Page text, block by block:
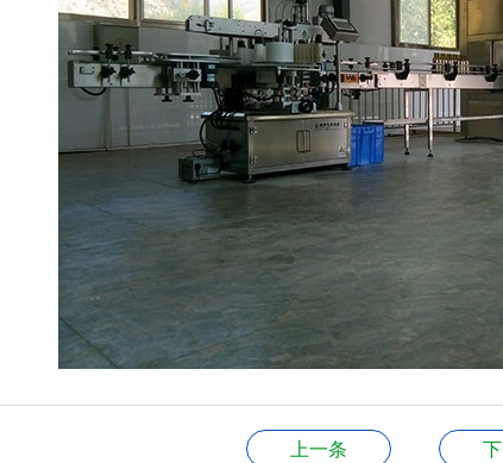
上一条